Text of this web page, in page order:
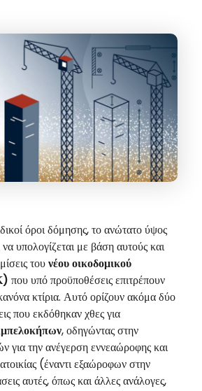
όροι δόμησης, το ανώτατο ύψος
να υπολογίζεται με βάση αυτούς και
τουνέου οικοδομικού
που υπό προϋποθέσεις επιτρέπουν
κτίρια. Αυτό ορίζουν ακόμα δύο
που εκδόθηκαν χθες για
, οδηγώντας στην
για την ανέγερση εννεαώροφης και
(έναντι εξαώροφων στην
αυτές, όπως και άλλες ανάλογες,